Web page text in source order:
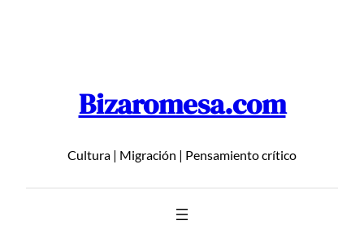
Bizaromesa.com
Cultura | Migración | Pensamiento crítico